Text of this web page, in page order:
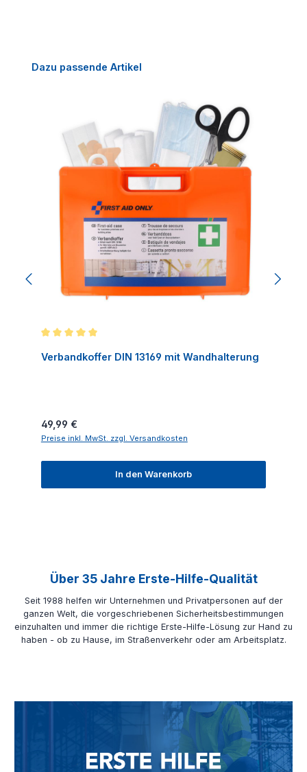
Produktgalerie überspringen
Dazu passende Artikel
Verbandkoffer DIN 13169 mit Wandhalterung
Regulärer Preis:
49,99 €
Preise inkl. MwSt. zzgl. Versandkosten
In den Warenkorb
Über 35 Jahre Erste-Hilfe-Qualität
Seit 1988 helfen wir Unternehmen und Privatpersonen auf der
ganzen Welt, die vorgeschriebenen Sicherheitsbestimmungen
einzuhalten und immer die richtige Erste-Hilfe-Lösung zur Hand zu
haben - ob zu Hause, im Straßenverkehr oder am Arbeitsplatz.